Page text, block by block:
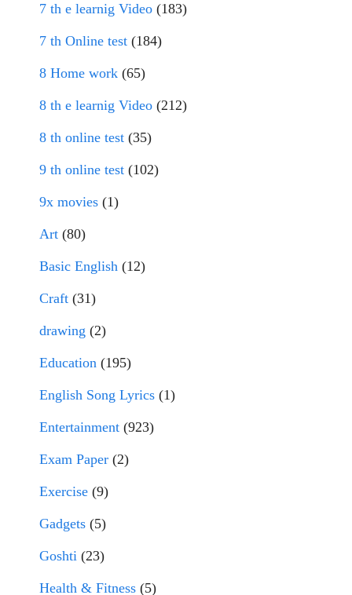
7 th e learnig Video (183)
7 th Online test (184)
8 Home work (65)
8 th e learnig Video (212)
8 th online test (35)
9 th online test (102)
9x movies (1)
Art (80)
Basic English (12)
Craft (31)
drawing (2)
Education (195)
English Song Lyrics (1)
Entertainment (923)
Exam Paper (2)
Exercise (9)
Gadgets (5)
Goshti (23)
Health & Fitness (5)